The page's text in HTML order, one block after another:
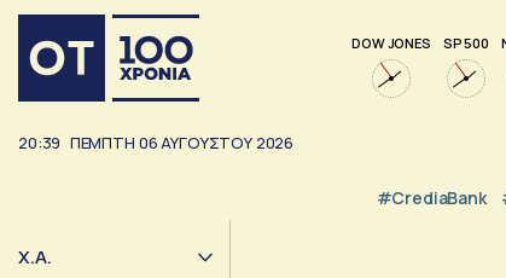
DOW JONES SP 500
20:39 ΠΕΜΠΤΗ 06ΑΥΓΟΥΣΤΟΥ 2026
#CrediaBank
Χ.Α.